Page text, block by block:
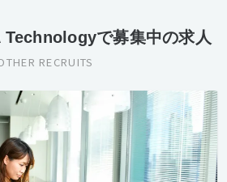
Technologyで募集中の求人
RECRUITS